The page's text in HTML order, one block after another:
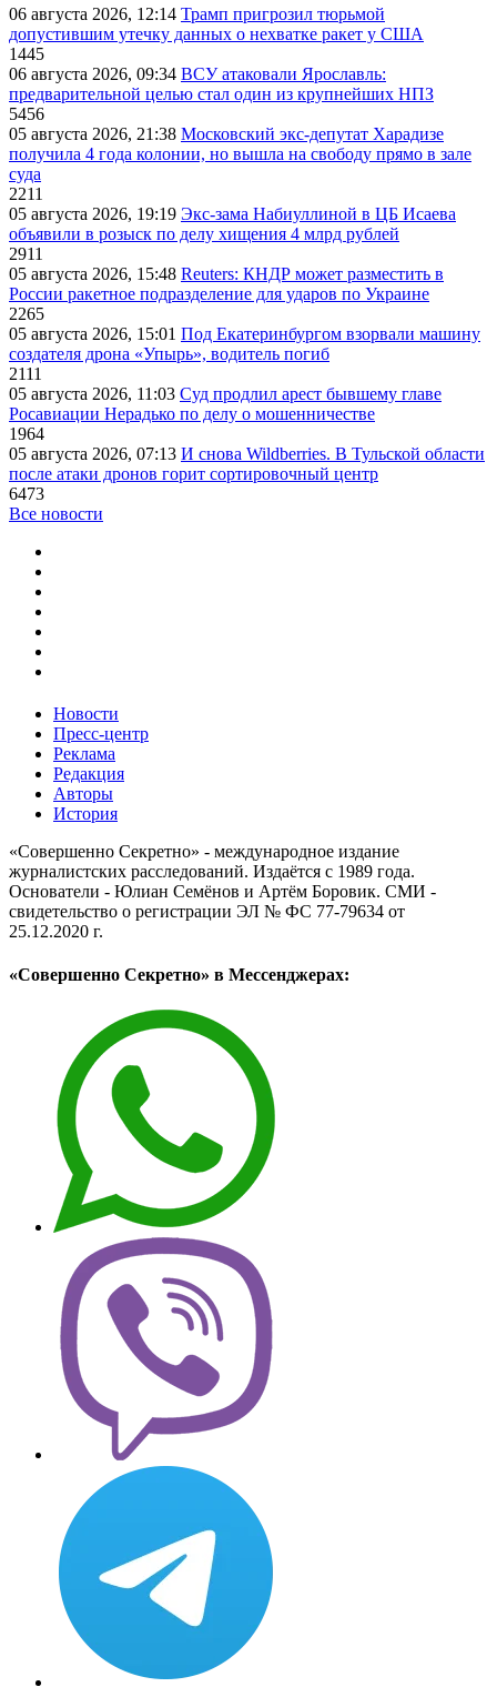
06 августа 2026, 12:14 Трамп пригрозил тюрьмой
допустившим утечку данных о нехватке ракет у США
1445
06 августа 2026, 09:34 ВСУ атаковали Ярославль:
предварительной целью стал один из крупнейших НПЗ
5456
05 августа 2026, 21:38 Московский экс-депутат Харадизе
получила 4 года колонии, но вышла на свободу прямо в зале
суда
2211
05 августа 2026, 19:19 Экс-зама Набиуллиной в ЦБ Исаева
объявили в розыск по делу хищения 4 млрд рублей
2911
05 августа 2026, 15:48 Reuters: КНДР может разместить в
России ракетное подразделение для ударов по Украине
2265
05 августа 2026, 15:01 Под Екатеринбургом взорвали машину
создателя дрона «Упырь», водитель погиб
2111
05 августа 2026, 11:03 Суд продлил арест бывшему главе
Росавиации Нерадько по делу о мошенничестве
1964
05 августа 2026, 07:13 И снова Wildberries. В Тульской области
после атаки дронов горит сортировочный центр
6473
Все новости
Новости
Пресс-центр
Реклама
Редакция
Авторы
История
«Совершенно Секретно» - международное издание
журналистских расследований. Издаётся с 1989 года.
Основатели - Юлиан Семёнов и Артём Боровик. CМИ -
свидетельство о регистрации ЭЛ № ФС 77-79634 от
25.12.2020 г.
«Совершенно Секретно» в Мессенджерах: